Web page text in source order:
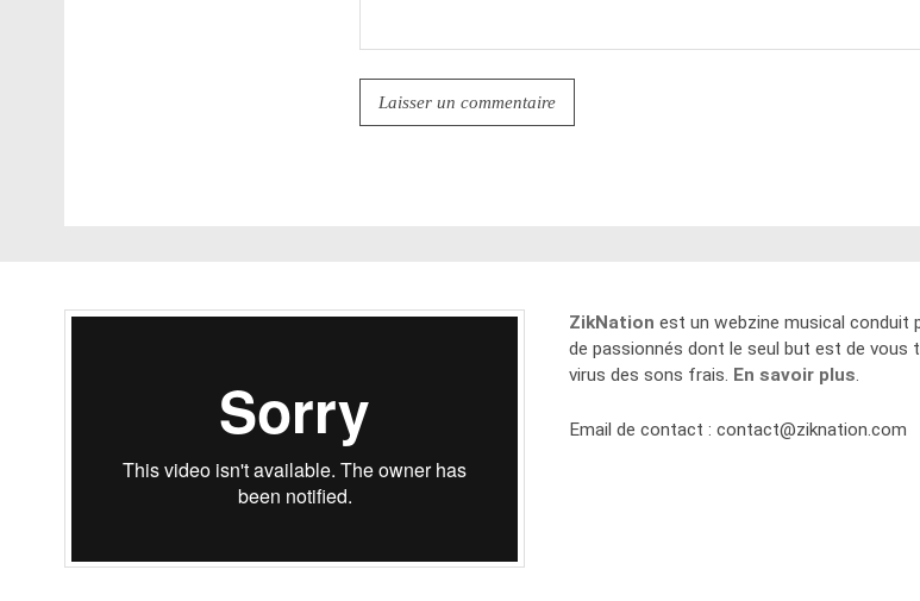
ZikNation est un webzine musical conduit
de passionnés dont le seul but est de vous
virus des sons frais. En savoir plus.
Email de contact :contact@ziknation.com